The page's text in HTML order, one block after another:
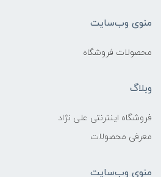
منوی وب‌سایت
محصولات فروشگاه
وبلاگ
فروشگاه اینترنتی علی نژاد
معرفی محصولات
منوی وب‌سایت